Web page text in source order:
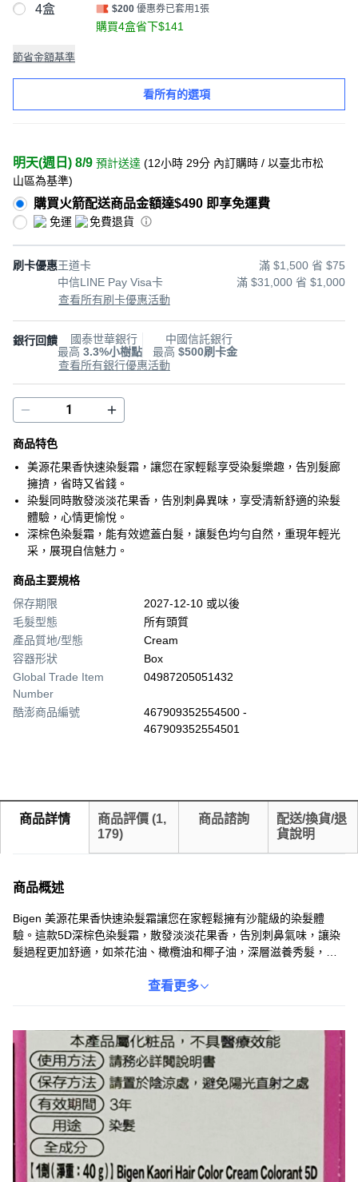
4盒 $200 優惠券已套用1張
購買4盒省下$141
節省金額基準
看所有的選項
明天(週日) 8/9 預計送達 (12小時 29分 內訂購時 / 以臺北市松
山區為基準)
購買火箭配送商品金額達$490 即享免運費
免運 免費退貨
刷卡優惠王道卡
滿 $1,500 省 $75
中信LINE Pay Visa卡
滿 $31,000 省 $1,000
查看所有刷卡優惠活動
銀行回饋
國泰世華銀行
最高 3.3%小樹點
中國信託銀行
最高 $500刷卡金
查看所有銀行優惠活動
商品特色
美源花果香快速染髮霜，讓您在家輕鬆享受染髮樂趣，告別髮廊
擁擠，省時又省錢。
染髮同時散發淡淡花果香，告別刺鼻異味，享受清新舒適的染髮
體驗，心情更愉悅。
深棕色染髮霜，能有效遮蓋白髮，讓髮色均勻自然，重現年輕光
采，展現自信魅力。
商品主要規格
保存期限
2027-12-10 或以後
毛髮型態
所有頭質
產品質地/型態
Cream
容器形狀
Box
Global Trade Item
Number
04987205051432
酷澎商品編號
467909352554500 -
467909352554501
商品詳情 商品評價 (1,
179)
商品諮詢
配送/換貨/退
貨說明
商品概述
Bigen 美源花果香快速染髮霜讓您在家輕鬆擁有沙龍級的染髮體
驗。這款5D深棕色染髮霜，散發淡淡花果香，告別刺鼻氣味，讓染
髮過程更加舒適，如茶花油、橄欖油和椰子油，深層滋養秀髮，染
呈現自然美麗的深棕色髮色。一盒包裝，方便居家使用，讓您隨時
查看更多